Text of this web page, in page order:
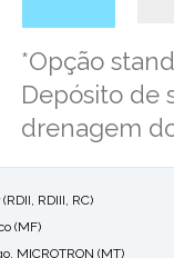
*Opção
Depósito de
drenagem
RDIII, RC)
(MF)
MICROTRON (MT)